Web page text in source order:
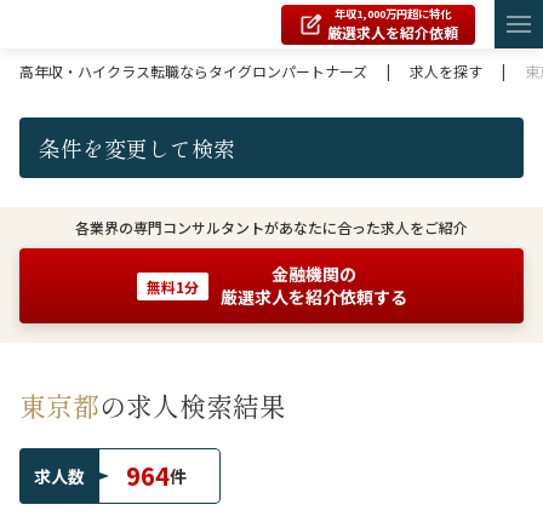
年収1,000万円超に特化
厳選求人を紹介依頼
高年収・ハイクラス転職ならタイグロンパートナーズ
| 求人を探す |
条件を変更して検索
各業界の専門コンサルタントがあなたに合った求人をご紹介
無料1分
金融機関の
厳選求人を紹介依頼する
東京都の求人検索結果
求人数 964件